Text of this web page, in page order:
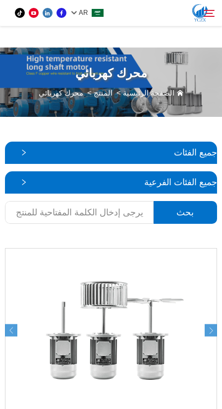
var images = document.getElementsByTagName('img'); for (var i = 0; i <
images.length; i++) { if (!images[i].getAttribute('alt')) { images[i].setAttribute('alt', ''); } }
AR
من نحن
اتصل بنا
بحث محرك كهربائي
الصفحة الرئيسية>المنتج>محرك كهربائي
جميع الفئات
جميع الفئات الفرعية
بحث